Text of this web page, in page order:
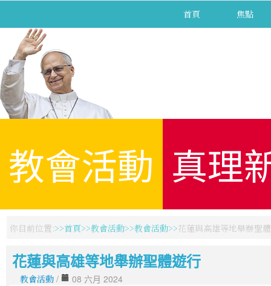
首頁 焦點
教會活動 真理
你目前位置: 首頁 教會活動 教會活動 花蓮與高雄等地舉辦聖
花蓮與高雄等地舉辦聖體遊行
教會活動 / 08 六月 2024